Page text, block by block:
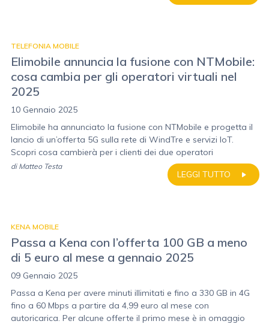
TELEFONIA MOBILE
Elimobile annuncia la fusione con NTMobile:
cosa cambia per gli operatori virtuali nel
2025
10 Gennaio 2025
Elimobile ha annunciato la fusione con NTMobile e progetta il
lancio di un’offerta 5G sulla rete di WindTre e servizi IoT.
Scopri cosa cambierà per i clienti dei due operatori
LEGGI TUTTO
di Matteo Testa
KENA MOBILE
Passa a Kena con l’offerta 100 GB a meno
di 5 euro al mese a gennaio 2025
09 Gennaio 2025
Passa a Kena per avere minuti illimitati e fino a 330 GB in 4G
fino a 60 Mbps a partire da 4,99 euro al mese con
autoricarica. Per alcune offerte il primo mese è in omaggio